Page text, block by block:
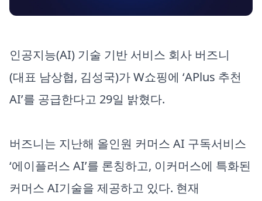
인공지능(AI) 기술 기반 서비스 회사 버즈니
(대표 남상협, 김성국)가 W쇼핑에 ‘APlus 추천
AI’를 공급한다고 29일 밝혔다.
버즈니는 지난해 올인원 커머스 AI 구독서비스
‘에이플러스 AI’를 론칭하고, 이커머스에 특화된
커머스 AI기술을 제공하고 있다. 현재